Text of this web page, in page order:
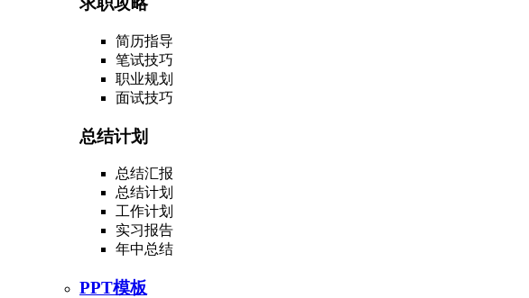
简历指导
笔试技巧
职业规划
面试技巧
总结计划
总结汇报
总结计划
工作计划
实习报告
年中总结
PPT模板